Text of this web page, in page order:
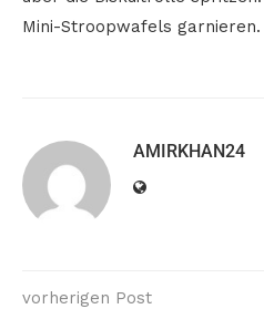
Mini-Stroopwafels
AMIRKHAN24
vorherigen Post